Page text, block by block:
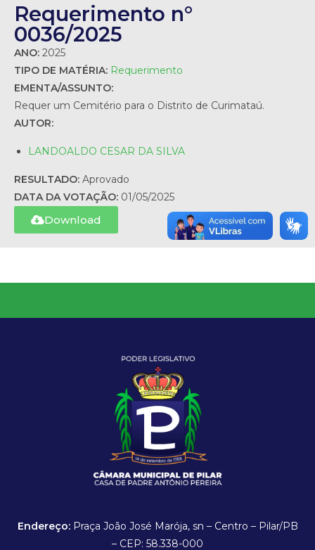
Requerimento n°
0036/2025
ANO: 2025
TIPO DE MATÉRIA: Requerimento
EMENTA/ASSUNTO:
Requer um Cemitério para o Distrito de Curimataú.
AUTOR:
LANDOALDO CESAR DA SILVA
RESULTADO: Aprovado
DATA DA VOTAÇÃO: 01/05/2025
Download
Endereço: Praça João José Marója, sn – Centro – Pilar/PB
– CEP: 58.338-000